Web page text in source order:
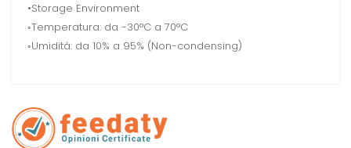
•Storage Environment
◦Temperatura: da -30°C a 70°C
◦Umidità: da 10% a 95% (Non-condensing)